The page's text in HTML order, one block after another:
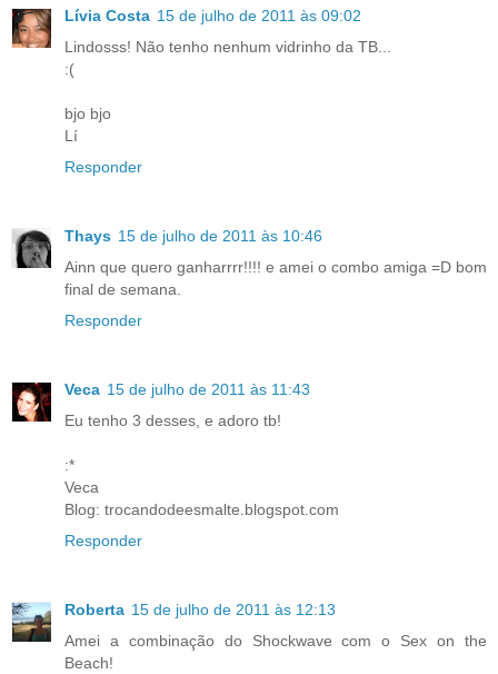
Lívia Costa 15 de julho de 2011 às 09:02
Lindosss! Não tenho nenhum vidrinho da TB...
:(
bjo bjo
Lí
Responder
Thays 15 de julho de 2011 às 10:46
Ainn que quero ganharrrr!!!! e amei o combo amiga =D bom
final de semana.
Responder
Veca 15 de julho de 2011 às 11:43
Eu tenho 3 desses, e adoro tb!
:*
Veca
Blog: trocandodeesmalte.blogspot.com
Responder
Roberta 15 de julho de 2011 às 12:13
Amei a combinação do Shockwave com o Sex on the
Beach!